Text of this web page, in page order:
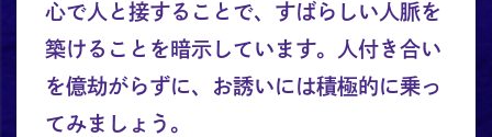
心で人と接することで、すばらしい人脈を
築けることを暗示しています。人付き合い
を億劫がらずに、お誘いには積極的に乗っ
てみましょう。